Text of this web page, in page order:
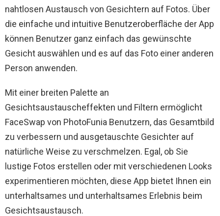
nahtlosen Austausch von Gesichtern auf Fotos. Über
die einfache und intuitive Benutzeroberfläche der App
können Benutzer ganz einfach das gewünschte
Gesicht auswählen und es auf das Foto einer anderen
Person anwenden.
Mit einer breiten Palette an
Gesichtsaustauscheffekten und Filtern ermöglicht
FaceSwap von PhotoFunia Benutzern, das Gesamtbild
zu verbessern und ausgetauschte Gesichter auf
natürliche Weise zu verschmelzen. Egal, ob Sie
lustige Fotos erstellen oder mit verschiedenen Looks
experimentieren möchten, diese App bietet Ihnen ein
unterhaltsames und unterhaltsames Erlebnis beim
Gesichtsaustausch.